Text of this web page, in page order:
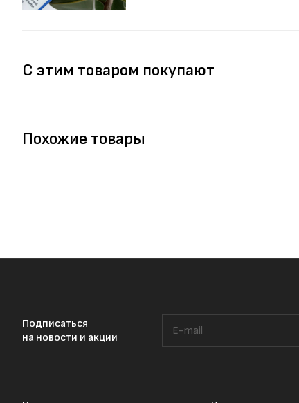
С этим товаром покупают
Похожие товары
Подписаться
на новости и акции